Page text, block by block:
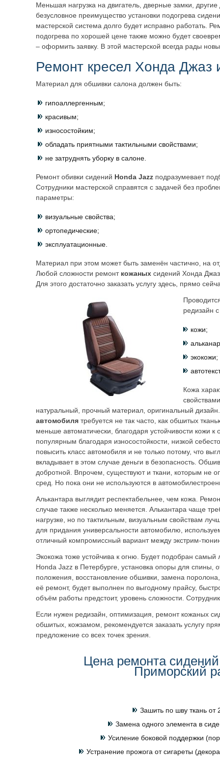
Меньшая нагрузка на двигатель, дверные замки,
безусловное преимущество установки подогрева
мастерской система долго будет исправно работать.
подогрева по хорошей цене также можно будет
– оформить заявку. В этой мастерской всегда рады
Ремонт кресел Хонда Джаз
Материал для обшивки салона должен быть:
гипоаллергенным;
красивым;
износостойким;
обладать приятными тактильными свойствами;
не затруднять уборку в салоне.
Ремонт обивки сидений Honda Jazz подразумевает
Сотрудники мастерской справятся с задачей без
параметры:
визуальные свойства;
ортопедические;
эксплуатационные.
Материал при этом может быть заменён частично, на
Любой сложности ремонт кожаных сидений Хонда
Для этого достаточно заказать услугу здесь, прямо
редизайн
кожи;
экокожи;
Кожа
натуральный, прочный материал, оригинальный
автомобиля требуется не так часто, как обшитых
меньше автоматически, благодаря устойчивости кожи к
популярным благодаря износостойкости, низкой
повысить класс автомобиля и не только потому, что
вкладывает в этом случае деньги в безопасность.
добротной. Впрочем, существуют и ткани, которым не
сред. Но пока они не используются в
Алькантара выглядит респектабельнее, чем кожа.
случае также несколько меняется. Алькантара чаще
нагрузке, но по тактильным, визуальным свойствам
для придания универсальности автомобилю,
отличный компромиссный вариант между экстрим-
Экокожа тоже устойчива к огню. Будет подобран
Honda Jazz в Петербурге, установка опоры для спины,
положения, восстановление обшивки, замена
её ремонт, будет выполнен по выгодному прайсу,
объём работы предстоит, уровень сложности.
Если нужен редизайн, оптимизация, ремонт кожаных
обшитых, кожзамом, рекомендуется заказать услугу
предложение со всех точек зрения.
Цена ремонта
Приморский
Зашить по шву ткань от
Замена одного элемента в
Усиление боковой поддержки
Устранение прожога от сигареты